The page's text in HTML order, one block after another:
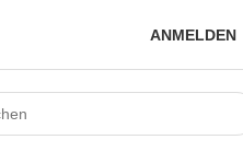
ANMELDEN